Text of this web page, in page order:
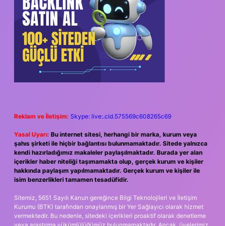
Reklam ve İletişim: Skype: live:.cid.575569c608265c69
Yasal Uyarı: Bu internet sitesi, herhangi bir marka, kurum veya
şahıs şirketi ile hiçbir bağlantısı bulunmamaktadır. Sitede yalnızca
kendi hazırladığımız makaleler paylaşılmaktadır. Burada yer alan
içerikler haber niteliği taşımamakta olup, gerçek kurum ve kişiler
hakkında paylaşım yapılmamaktadır. Gerçek kurum ve kişiler ile
isim benzerlikleri tamamen tesadüfidir.
Sitemiz, 5651 Sayılı Kanun gereğince Bilgi Teknolojileri ve İletişim
Kurumu (BTK) tarafından onaylanmış bir Yer Sağlayıcı olarak hizmet
vermektedir. Bu nedenle, sitedeki içerikleri proaktif olarak denetleme